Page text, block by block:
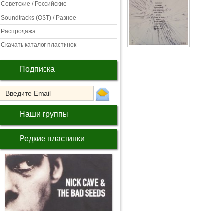
Советские / Российские
Soundtracks (OST) / Разное
Распродажа
Скачать каталог пластинок
Подписка
Наши группы
Редкие пластинки